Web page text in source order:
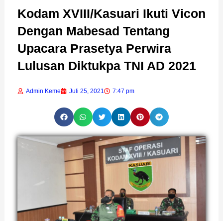
Kodam XVIII/Kasuari Ikuti Vicon
Dengan Mabesad Tentang
Upacara Prasetya Perwira
Lulusan Diktukpa TNI AD 2021
Admin Keme Juli 25, 2021 7:47 pm